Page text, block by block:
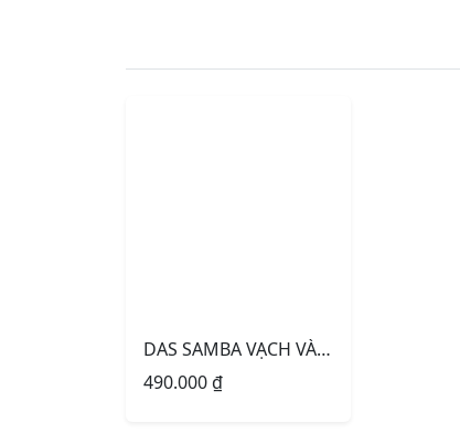
DAS SAMBA VẠCH VÀNG
490.000₫